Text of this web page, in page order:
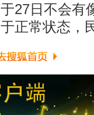
27日不会有
正常状态，